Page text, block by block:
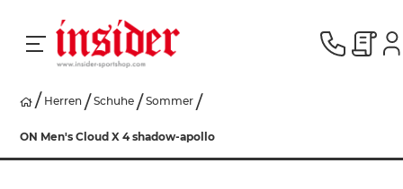
Herren Schuhe Sommer
ON Men's Cloud X 4 shadow-apollo